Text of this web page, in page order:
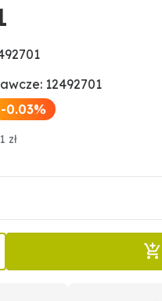
12492701
-0.03%
zł